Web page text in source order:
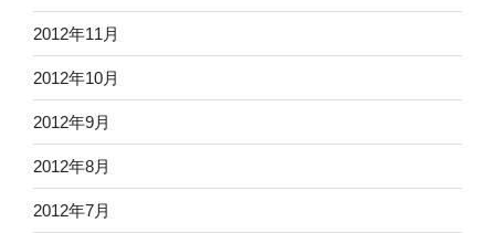
2012年11月
2012年10月
2012年9月
2012年8月
2012年7月